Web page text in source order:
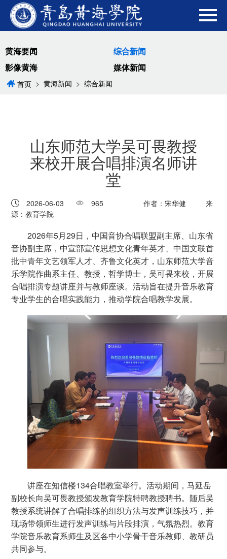
黄海要闻
综合新闻
影像黄海
媒体新闻
首页 > 黄海新闻 > 综合新闻
山东师范大学吴可畏教授
来校开展合唱排演名师讲
堂
2026-06-03 965 作者：宋华健
来
源：教育学院
2026年5月29日，中国音协合唱联盟副主席、山东省
音协副主席，中宣部宣传思想文化青年英才、中国文联首
批中青年文艺领军人才、齐鲁文化英才，山东师范大学音
乐学院作曲系主任、教授，哲学博士，吴可畏来校，开展
合唱排演专题讲座并与教师座谈。活动旨在提升音乐教育
专业学生的合唱实践能力，推动学院合唱教学发展。
讲座在知信楼134合唱教室举行。活动期间，马延岳
副校长向吴可畏教授颁发教育学院特聘教授聘书。随后吴
教授系统讲解了合唱排练的组织方法与发声训练技巧，并
现场带领师生进行发声训练与片段排演，气氛热烈。教育
学院音乐教育系师生及区各中小学骨干音乐教师、教研员
共同参与。